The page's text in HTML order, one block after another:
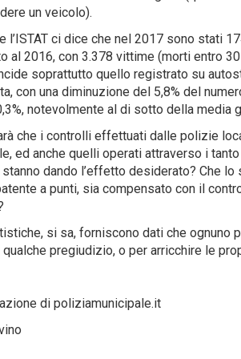
un veicolo).
l’ISTAT ci dice che nel 2017 sono stati
al 2016, con 3.378 vittime (morti entro
soprattutto quello registrato su
con una diminuzione del 5,8% del
notevolmente al di sotto della media
che i controlli effettuati dalle polizie
ed anche quelli operati attraverso i
dando l’effetto desiderato? Che
a punti, sia compensato con il
si sa, forniscono dati che ognuno
qualche pregiudizio, o per arricchire le
di poliziamunicipale.it